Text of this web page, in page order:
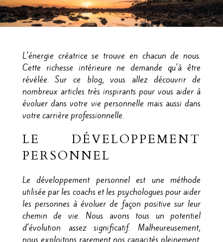
L'énergie créatrice se trouve en chacun de nous.
Cette richesse intérieure ne demande qu'à être
révélée. Sur ce blog, vous allez découvrir de
nombreux articles très inspirants pour vous aider à
évoluer dans votre vie personnelle mais aussi dans
votre carrière professionnelle.
LE DÉVELOPPEMENT
PERSONNEL
Le développement personnel est une méthode
utilisée par les coachs et les psychologues pour aider
les personnes à évoluer de façon positive sur leur
chemin de vie. Nous avons tous un potentiel
d'évolution assez significatif. Malheureusement,
nous exploitons rarement nos capacités pleinement.